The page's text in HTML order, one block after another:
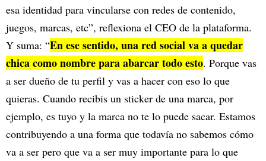
esa identidad para vincularse con redes de contenido,
juegos, marcas, etc”, reflexiona el CEO de la plataforma.
Y suma: “En ese sentido, una red social va a quedar
chica como nombre para abarcar todo esto. Porque vas
a ser dueño de tu perfil y vas a hacer con eso lo que
quieras. Cuando recibis un sticker de una marca, por
ejemplo, es tuyo y la marca no te lo puede sacar. Estamos
contribuyendo a una forma que todavía no sabemos cómo
va a ser pero que va a ser muy importante para lo que